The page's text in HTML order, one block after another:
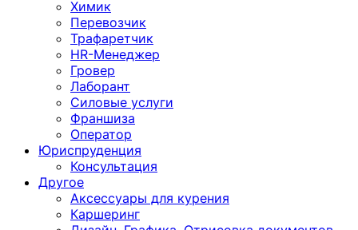
Химик
Перевозчик
Трафаретчик
HR-Менеджер
Гровер
Лаборант
Силовые услуги
Франшиза
Оператор
Юриспруденция
Консультация
Другoе
Аксессуары для курения
Каршеринг